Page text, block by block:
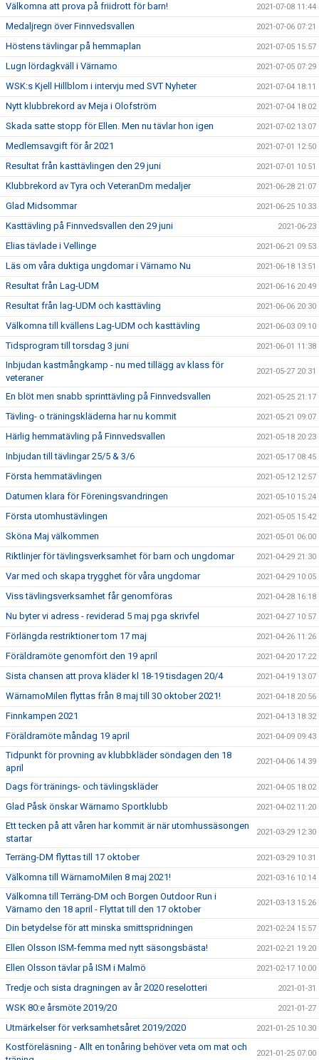
Välkomna att prova på friidrott för barn! 2021-07-08 11:44
Medaljregn över Finnvedsvallen 2021-07-06 07:21
Höstens tävlingar på hemmaplan 2021-07-05 15:57
Lugn lördagkväll i Värnamo 2021-07-05 07:29
WSK:s Kjell Hillblom i intervju med SVT Nyheter 2021-07-04 18:11
Nytt klubbrekord av Meja i Olofström 2021-07-04 18:02
Skada satte stopp för Ellen. Men nu tävlar hon igen 2021-07-02 13:07
Medlemsavgift för år 2021 2021-07-01 12:50
Resultat från kasttävlingen den 29 juni 2021-07-01 10:51
Klubbrekord av Tyra och VeteranDm medaljer 2021-06-28 21:07
Glad Midsommar 2021-06-25 10:33
Kasttävling på Finnvedsvallen den 29 juni 2021-06-23
Elias tävlade i Vellinge 2021-06-21 09:53
Läs om våra duktiga ungdomar i Värnamo Nu 2021-06-18 13:51
Resultat från Lag-UDM 2021-06-16 20:49
Resultat från lag-UDM och kasttävling 2021-06-06 20:30
Välkomna till kvällens Lag-UDM och kasttävling 2021-06-03 09:10
Tidsprogram till torsdag 3 juni 2021-06-01 11:38
Inbjudan kastmångkamp - nu med tillägg av klass för
veteraner
2021-05-27 20:31
En blöt men snabb sprinttävling på Finnvedsvallen 2021-05-25 21:17
Tävling- o träningskläderna har nu kommit 2021-05-21 09:07
Härlig hemmatävling på Finnvedsvallen 2021-05-18 20:23
Inbjudan till tävlingar 25/5 & 3/6 2021-05-17 08:45
Första hemmatävlingen 2021-05-12 12:57
Datumen klara för Föreningsvandringen 2021-05-10 15:24
Första utomhustävlingen 2021-05-05 15:42
Sköna Maj välkommen 2021-05-01 06:00
Riktlinjer för tävlingsverksamhet för barn och ungdomar 2021-04-29 21:30
Var med och skapa trygghet för våra ungdomar 2021-04-29 10:05
Viss tävlingsverksamhet får genomföras 2021-04-28 16:18
Nu byter vi adress - reviderad 5 maj pga skrivfel 2021-04-27 10:57
Förlängda restriktioner tom 17 maj 2021-04-26 11:26
Föräldramöte genomfört den 19 april 2021-04-20 17:22
Sista chansen att prova kläder kl 18-19 tisdagen 20/4 2021-04-19 13:07
WärnamoMilen flyttas från 8 maj till 30 oktober 2021! 2021-04-18 20:56
Finnkampen 2021 2021-04-13 18:32
Föräldramöte måndag 19 april 2021-04-09 09:43
Tidpunkt för provning av klubbkläder söndagen den 18
april
2021-04-06 14:39
Dags för tränings- och tävlingskläder 2021-04-05 18:02
Glad Påsk önskar Wärnamo Sportklubb 2021-04-02 11:20
Ett tecken på att våren har kommit är när utomhussäsongen
startar
2021-03-29 12:30
Terräng-DM flyttas till 17 oktober 2021-03-29 10:31
Välkomna till WärnamoMilen 8 maj 2021! 2021-03-16 10:14
Välkomna till Terräng-DM och Borgen Outdoor Run i
Värnamo den 18 april - Flyttat till den 17 oktober
2021-03-13 15:26
Din betydelse för att minska smittspridningen 2021-02-24 15:57
Ellen Olsson ISM-femma med nytt säsongsbästa! 2021-02-21 19:20
Ellen Olsson tävlar på ISM i Malmö 2021-02-17 10:00
Tredje och sista dragningen av år 2020 reselotteri 2021-01-31
WSK 80:e årsmöte 2019/20 2021-01-27
Utmärkelser för verksamhetsåret 2019/2020 2021-01-25 10:30
Kostföreläsning - Allt en tonåring behöver veta om mat och
2021-01-25 07:00